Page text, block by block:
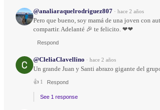
@analiaraquelrodriguez807 · hace 2 años
Pero que bueno, soy mamá de una joven con
compartir. Adelanté 🎉 te felicito. ❤❤
Respond
@CleliaClavellino · hace 2 años
Un grande Juan y Santi abrazo gigante del
👍 1 Respond
See 1 response